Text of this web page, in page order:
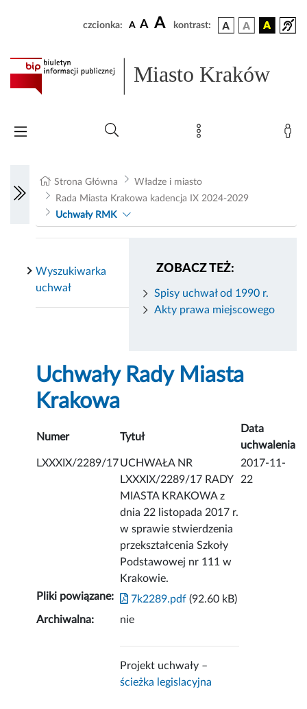
czcionka: A A A kontrast:
Miasto Kraków
Strona Główna
Władze i miasto
Rada Miasta Krakowa kadencja IX 2024-2029
Uchwały RMK
ZOBACZ TEŻ:
Spisy uchwał od 1990 r.
Akty prawa miejscowego
Wyszukiwarka
uchwał
Uchwały Rady Miasta
Krakowa
Numer Tytuł
Data
uchwalenia
LXXXIX/2289/17UCHWAŁA NR
LXXXIX/2289/17 RADY
MIASTA KRAKOWA z
dnia 22 listopada 2017 r.
w sprawie stwierdzenia
przekształcenia Szkoły
Podstawowej nr 111 w
Krakowie.
2017-11-
22
Pliki powiązane: 7k2289.pdf (92.60 kB)
Archiwalna:
nie
Projekt uchwały –
ścieżka legislacyjna